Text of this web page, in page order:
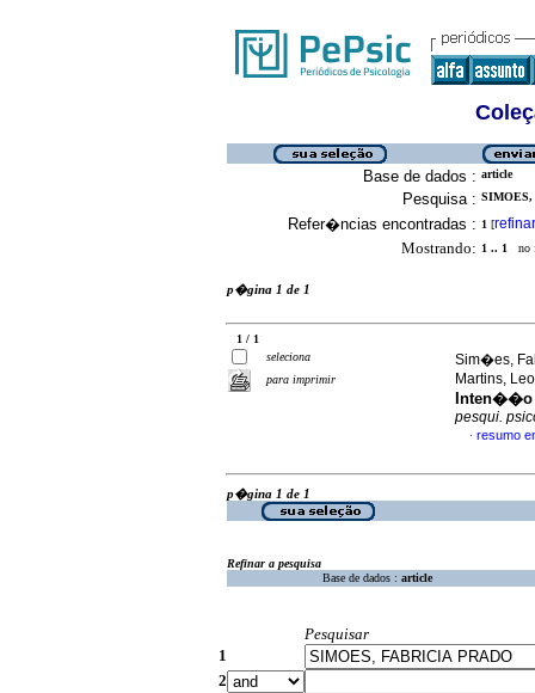
Base de dados : article
Pesquisa : SIMOES,
Refer�ncias encontradas : 1 [refinar
Mostrando: 1 .. 1 no
p�gina 1 de 1
1 / 1
seleciona
para imprimir
Sim�es,
Martins,
Inten��o
pesqui.
· resumo
p�gina 1 de 1
Refinar a pesquisa
Base de dados : article
Pesquisar
1
2